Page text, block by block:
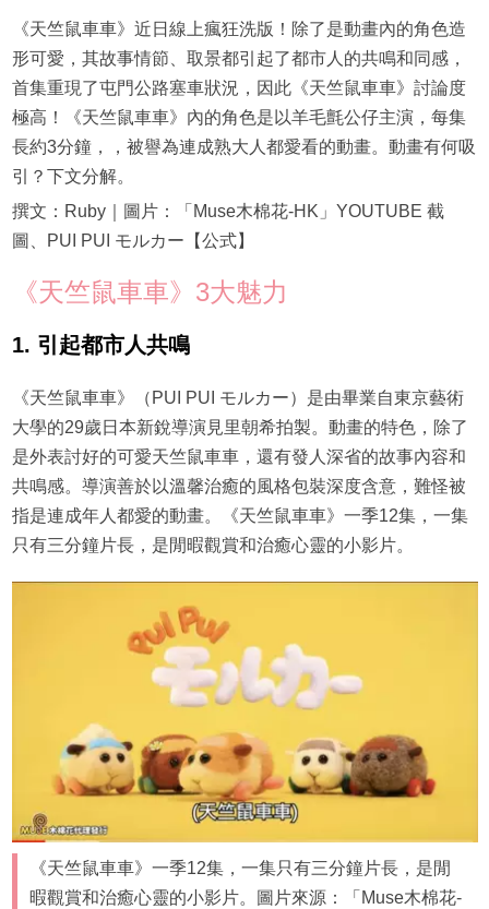
《天竺鼠車車》近日線上瘋狂洗版！除了是動畫內的角色造
形可愛，其故事情節、取景都引起了都市人的共鳴和同感，
首集重現了屯門公路塞車狀況，因此《天竺鼠車車》討論度
極高！《天竺鼠車車》內的角色是以羊毛氈公仔主演，每集
長約3分鐘，，被譽為連成熟大人都愛看的動畫。動畫有何吸
引？下文分解。
撰文：Ruby｜圖片：「Muse木棉花-HK」YOUTUBE 截
圖、PUI PUI モルカー【公式】
《天竺鼠車車》3大魅力
1. 引起都市人共鳴
《天竺鼠車車》（PUI PUI モルカー）是由畢業自東京藝術
大學的29歲日本新銳導演見里朝希拍製。動畫的特色，除了
是外表討好的可愛天竺鼠車車，還有發人深省的故事內容和
共鳴感。導演善於以溫馨治癒的風格包裝深度含意，難怪被
指是連成年人都愛的動畫。《天竺鼠車車》一季12集，一集
只有三分鐘片長，是閒暇觀賞和治癒心靈的小影片。
《天竺鼠車車》一季12集，一集只有三分鐘片長，是閒
暇觀賞和治癒心靈的小影片。圖片來源：「Muse木棉花-